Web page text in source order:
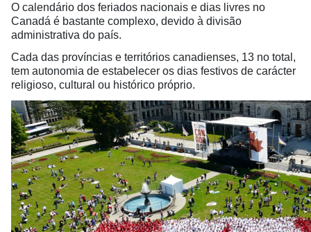
O calendário dos feriados nacionais e dias livres no
Canadá é bastante complexo, devido à divisão
administrativa do país.
Cada das províncias e territórios canadienses, 13 no total,
tem autonomia de estabelecer os dias festivos de carácter
religioso, cultural ou histórico próprio.